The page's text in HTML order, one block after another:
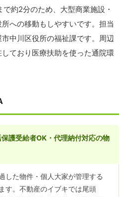
約2分のため、大型商業施設・
への移動もしやすいです。担当
中川区役所の福祉課です。周辺
ており医療扶助を使った通院環
護受給者OK・代理納付対応の物
した物件・個人大家が管理する
す。不動産のイブキでは尾頭